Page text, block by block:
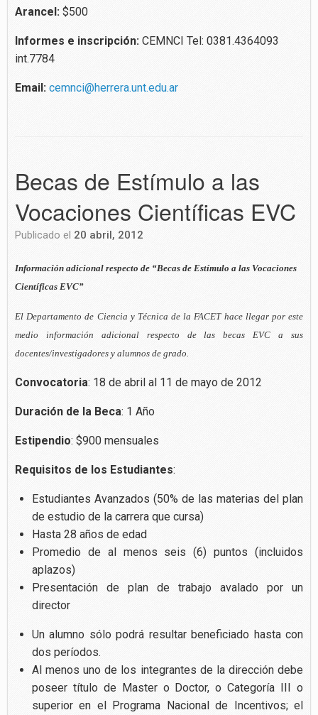
Arancel: $500
Informes e inscripción: CEMNCI Tel: 0381.4364093
int.7784
Email: cemnci@herrera.unt.edu.ar
Becas de Estímulo a las
Vocaciones Científicas EVC
Publicado el 20 abril, 2012
Información adicional respecto de “Becas de Estímulo a las Vocaciones
Científicas EVC”
El Departamento de Ciencia y Técnica de la FACET hace llegar por este
medio información adicional respecto de las becas EVC a sus
docentes/investigadores y alumnos de grado.
Convocatoria: 18 de abril al 11 de mayo de 2012
Duración de la Beca: 1 Año
Estipendio: $900 mensuales
Requisitos de los Estudiantes:
Estudiantes Avanzados (50% de las materias del plan
de estudio de la carrera que cursa)
Hasta 28 años de edad
Promedio de al menos seis (6) puntos (incluidos
aplazos)
Presentación de plan de trabajo avalado por un
director
Un alumno sólo podrá resultar beneficiado hasta con
dos períodos.
Al menos uno de los integrantes de la dirección debe
poseer título de Master o Doctor, o Categoría III o
superior en el Programa Nacional de Incentivos; el